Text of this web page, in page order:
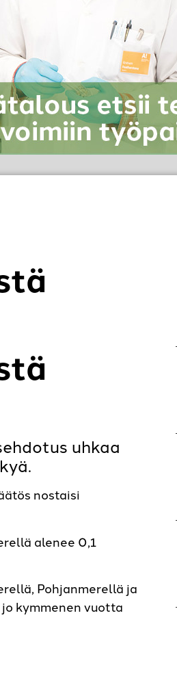
uhkaa
nostaisi
alenee 0,1
Pohjanmerellä ja
kymmenen vuotta